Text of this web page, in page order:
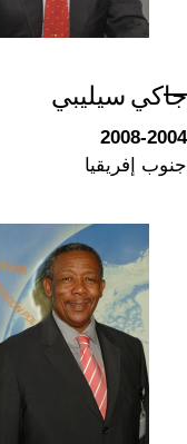
جاكي سيليبي
2008-2004
جنوب إفريقيا